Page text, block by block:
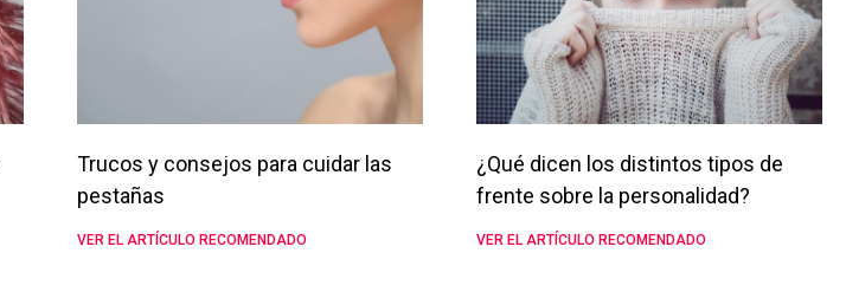
Trucos y consejos para cuidar las
pestañas
VER EL ARTÍCULO RECOMENDADO
¿Qué dicen los distintos tipos de
frente sobre la personalidad?
VER EL ARTÍCULO RECOMENDADO